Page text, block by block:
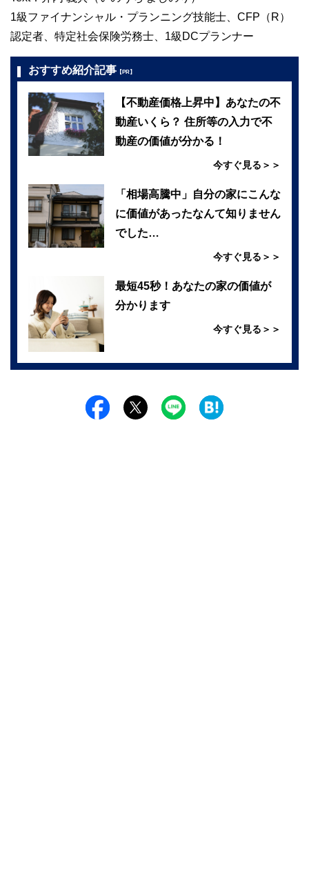
1級ファイナンシャル・プランニング技能士、CFP（R）
認定者、特定社会保険労務士、1級DCプランナー
おすすめ紹介記事 【PR】
【不動産価格上昇中】あなたの不
動産いくら？ 住所等の入力で不
動産の価値が分かる！
今すぐ見る＞＞
「相場高騰中」自分の家にこんな
に価値があったなんて知りません
でした…
今すぐ見る＞＞
最短45秒！あなたの家の価値が
分かります
今すぐ見る＞＞